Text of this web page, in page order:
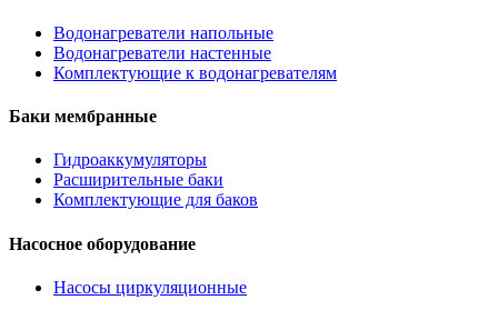
Водонагреватели напольные
Водонагреватели настенные
Комплектующие к водонагревателям
Баки мембранные
Гидроаккумуляторы
Расширительные баки
Комплектующие для баков
Насосное оборудование
Насосы циркуляционные